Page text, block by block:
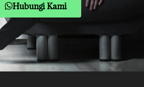
Hubungi Kami